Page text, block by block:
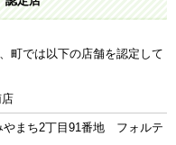
町では以下の店舗を認定して
まち2丁目91番地 フォルテ